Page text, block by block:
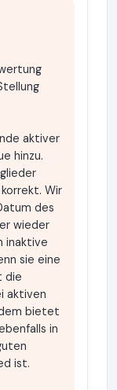
aktiver
hinzu.
Wir
des
wieder
inaktive
sie eine
die
aktiven
bietet
in
ist.